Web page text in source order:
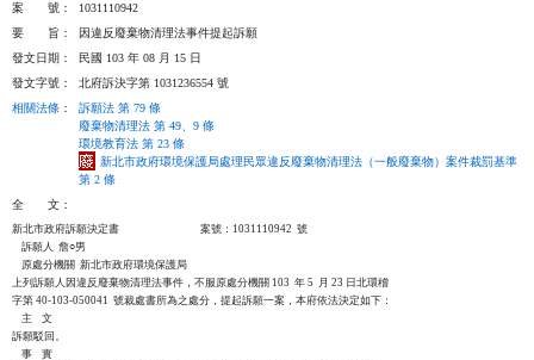
案 號：
1031110942
要
旨：
因違反廢棄物清理法事件提起訴願
發文日期：
民國 103 年 08 月 15 日
發文字號：
北府訴決字第 1031236554 號
相關法條 ：
訴願法 第 79 條
廢棄物清理法 第 49、9 條
環境教育法 第 23 條
新北市政府環境保護局處理民眾違反廢棄物清理法（一般廢棄物）案件裁罰基準
第 2 條
全
文：
新北市政府訴願決定書                                  案號：1031110942  號
    訴願人  詹○男
    原處分機關  新北市政府環境保護局
上列訴願人因違反廢棄物清理法事件，不服原處分機關 103  年 5  月 23 日北環稽
字第 40-103-050041  號裁處書所為之處分，提起訴願一案，本府依法決定如下：
    主    文
訴願駁回。
    事    實